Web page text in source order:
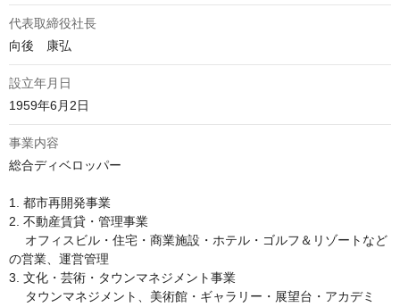
代表取締役社長
向後　康弘
設立年月日
1959年6月2日
事業内容
総合ディベロッパー
1. 都市再開発事業
2. 不動産賃貸・管理事業
オフィスビル・住宅・商業施設・ホテル・ゴルフ＆リゾートなど
の営業、運営管理
3. 文化・芸術・タウンマネジメント事業
タウンマネジメント、美術館・ギャラリー・展望台・アカデミ